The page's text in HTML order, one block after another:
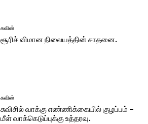
சுவிஸ்
சூரிச் விமான நிலையத்தின் சாதனை.
சுவிஸ்
சுவிசில் வாக்கு எண்ணிக்கையில் குழப்பம் –
மீள் வாக்கெடுப்புக்கு உத்தரவு.